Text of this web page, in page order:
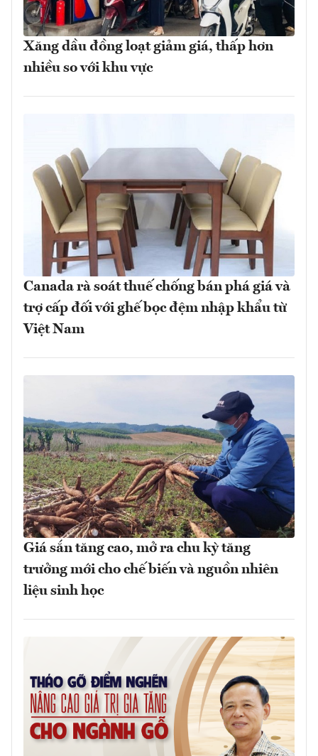
Xăng dầu đồng loạt giảm giá, thấp hơn
nhiều so với khu vực
Canada rà soát thuế chống bán phá giá và
trợ cấp đối với ghế bọc đệm nhập khẩu từ
Việt Nam
Giá sắn tăng cao, mở ra chu kỳ tăng
trưởng mới cho chế biến và nguồn nhiên
liệu sinh học